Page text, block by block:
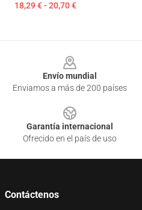
18,29 € - 20,70 €
Envío mundial
Enviamos a más de 200 países
Garantía internacional
Ofrecido en el país de uso
Contáctenos